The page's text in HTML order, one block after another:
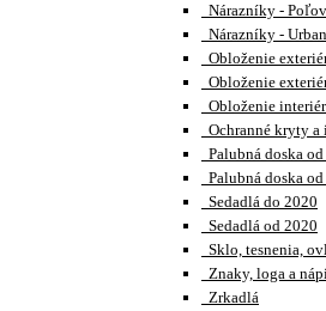
Nárazníky -
Nárazníky - Urban
Obloženie
Obloženie
Obloženie
Ochranné kryty
Palubná doska
Palubná doska
Sedadlá do 2020
Sedadlá od 2020
Sklo, tesnenia,
Znaky, loga a
Zrkadlá